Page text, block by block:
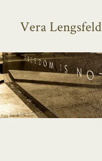
Vera Lengsfeld